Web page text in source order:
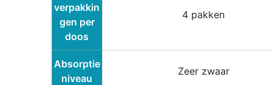
verpakkin
gen per
doos
4 pakken
Absorptie
niveau
Zeer zwaar